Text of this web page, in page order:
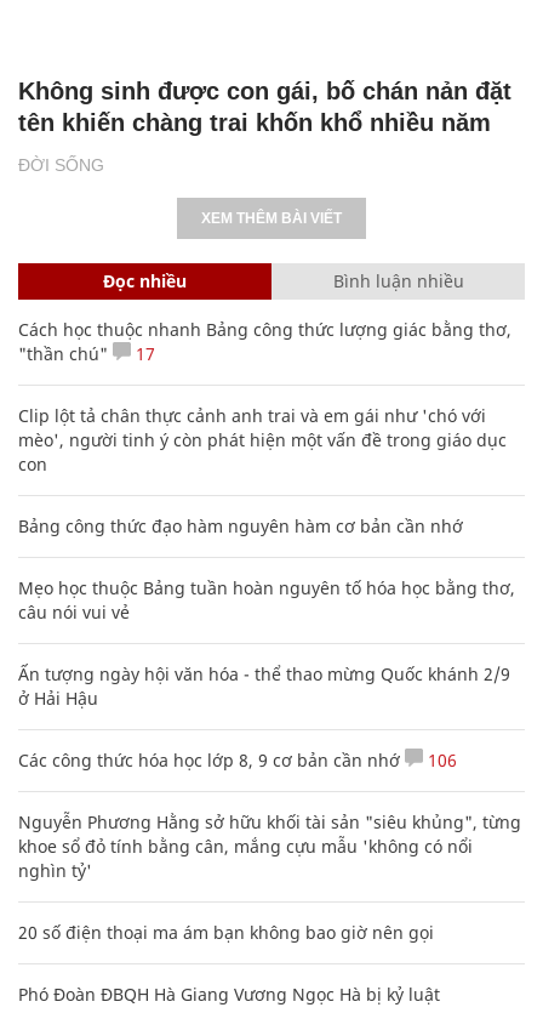
ĐỜI SỐNG
Không sinh được con gái, bố chán nản đặt
tên khiến chàng trai khốn khổ nhiều năm
XEM THÊM BÀI VIẾT
Đọc nhiều Bình luận nhiều
Cách học thuộc nhanh Bảng công thức lượng giác bằng thơ,
"thần chú"
17
Clip lột tả chân thực cảnh anh trai và em gái như 'chó với
mèo', người tinh ý còn phát hiện một vấn đề trong giáo dục
con
Bảng công thức đạo hàm nguyên hàm cơ bản cần nhớ
Mẹo học thuộc Bảng tuần hoàn nguyên tố hóa học bằng thơ,
câu nói vui vẻ
Ấn tượng ngày hội văn hóa - thể thao mừng Quốc khánh 2/9
ở Hải Hậu
Các công thức hóa học lớp 8, 9 cơ bản cần nhớ 106
Nguyễn Phương Hằng sở hữu khối tài sản "siêu khủng", từng
khoe sổ đỏ tính bằng cân, mắng cựu mẫu 'không có nổi
nghìn tỷ'
20 số điện thoại ma ám bạn không bao giờ nên gọi
Phó Đoàn ĐBQH Hà Giang Vương Ngọc Hà bị kỷ luật